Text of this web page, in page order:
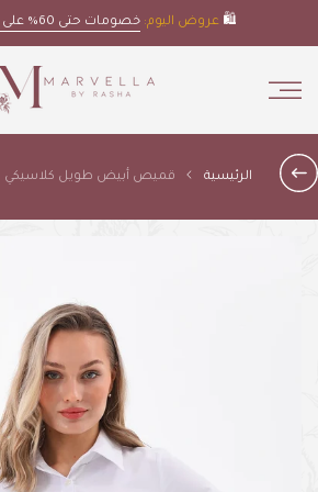
to
🛍️ عروض اليوم: خصومات حتى 60% على منتجات مختارة!
الرئيسية قميص أبيض طويل كلاسيكي